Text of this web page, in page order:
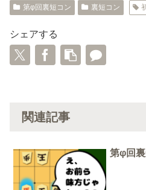
第φ回裏短コン 裏短コン
シェアする
関連記事
第φ回裏